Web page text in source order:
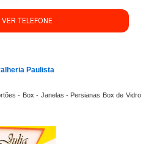
TELEFONE
Paulista
- Box - Janelas - Persianas Box de Vidro